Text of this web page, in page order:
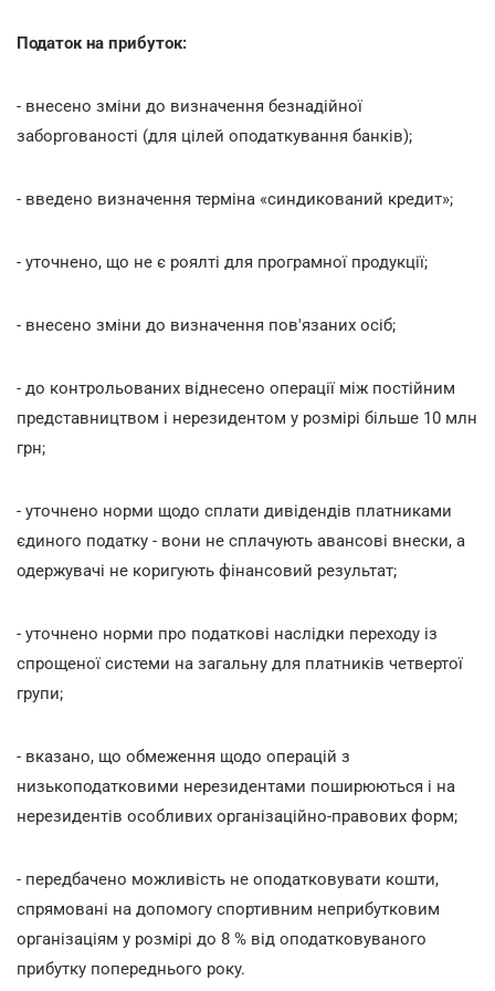
Податок на прибуток:
- внесено зміни до визначення безнадійної
заборгованості (для цілей оподаткування банків);
- введено визначення терміна «синдикований кредит»;
- уточнено, що не є роялті для програмної продукції;
- внесено зміни до визначення пов'язаних осіб;
- до контрольованих віднесено операції між постійним
представництвом і нерезидентом у розмірі більше 10 млн
грн;
- уточнено норми щодо сплати дивідендів платниками
єдиного податку - вони не сплачують авансові внески, а
одержувачі не коригують фінансовий результат;
- уточнено норми про податкові наслідки переходу із
спрощеної системи на загальну для платників четвертої
групи;
- вказано, що обмеження щодо операцій з
низькоподатковими нерезидентами поширюються і на
нерезидентів особливих організаційно-правових форм;
- передбачено можливість не оподатковувати кошти,
спрямовані на допомогу спортивним неприбутковим
організаціям у розмірі до 8 % від оподатковуваного
прибутку попереднього року.